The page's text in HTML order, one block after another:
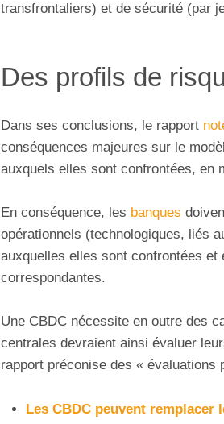
transfrontaliers) et de sécurité (par
Des profils de
Dans ses conclusions, le rapport
conséquences majeures sur le
auxquels elles sont confrontées, en
En conséquence, les banques
opérationnels (technologiques, liés
auxquelles elles sont confrontées et
correspondantes.
Une CBDC nécessite en outre des
centrales devraient ainsi évaluer
rapport préconise des « évaluations
Les CBDC peuvent remplacer